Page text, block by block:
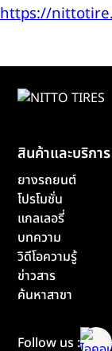
https://
สินค้าและบริการ
ยางรถยนต์
โปรโมชั่น
แกลเลอรี่
บทความ
วิดีโอความรู้
ข่าวสาร
ค้นหาสาขา
Follow us :